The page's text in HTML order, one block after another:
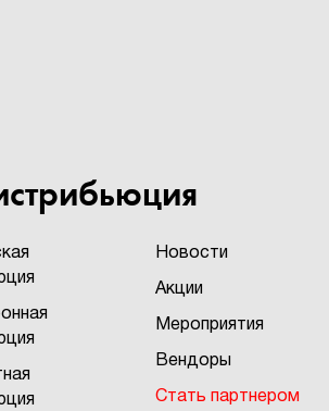
Новости
Акции
Мероприятия
Вендоры
Стать партнером